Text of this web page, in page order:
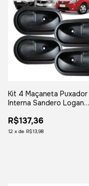
Kit 4 Maçaneta Puxador
Interna Sandero Logan
R$137,36
12 x de R$13,98